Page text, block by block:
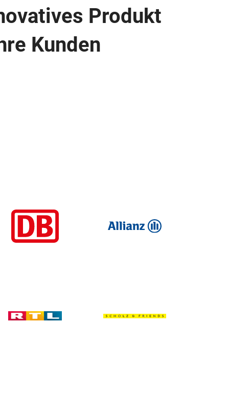
Produkt
Kunden